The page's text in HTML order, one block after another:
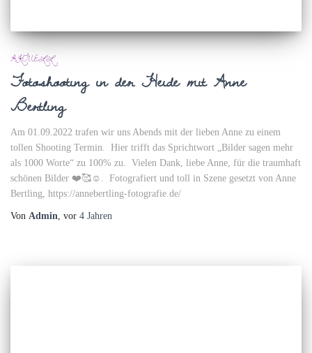
AKTUELL
Fotoshooting in der Heide mit Anne
Bertling
Am 01.09.2022 trafen wir uns Abends mit der lieben Anne zu einem
tollen Shooting Termin. Hier trifft das Sprichtwort „Bilder sagen mehr
als 1000 Worte“ zu 100% zu. Vielen Dank, liebe Anne, für die traumhaft
schönen Bilder ❤️🥰☺️. Fotografiert und toll in Szene gesetzt von Anne
Bertling, https://annebertling-fotografie.de/
Von Admin, vor 4 Jahren